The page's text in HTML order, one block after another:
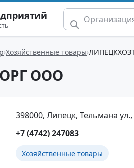
Хозяйственные товары
ООО
398000, Липецк, Тельмана
+7 (4742) 247083
Хозяйственные товары